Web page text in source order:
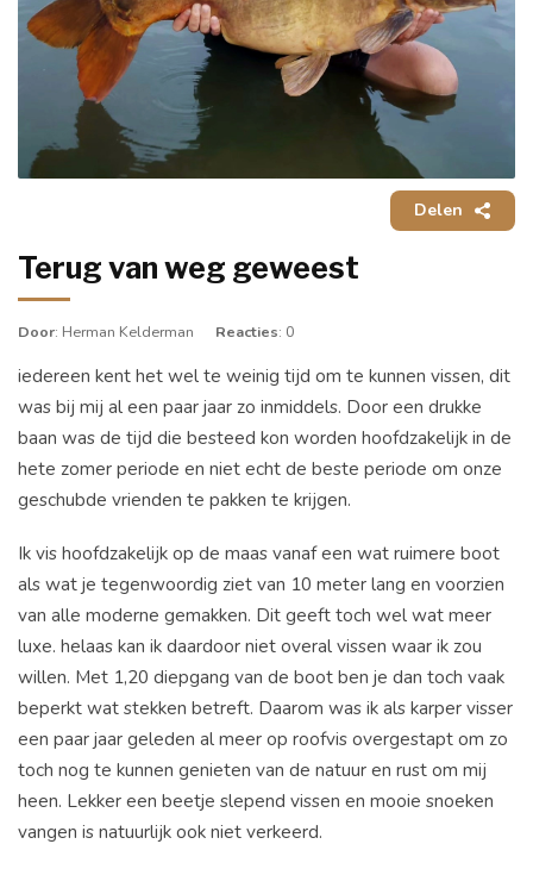
Delen
Terug van weg geweest
Door: Herman Kelderman Reacties: 0
iedereen kent het wel te weinig tijd om te kunnen vissen, dit
was bij mij al een paar jaar zo inmiddels. Door een drukke
baan was de tijd die besteed kon worden hoofdzakelijk in de
hete zomer periode en niet echt de beste periode om onze
geschubde vrienden te pakken te krijgen.
Ik vis hoofdzakelijk op de maas vanaf een wat ruimere boot
als wat je tegenwoordig ziet van 10 meter lang en voorzien
van alle moderne gemakken. Dit geeft toch wel wat meer
luxe. helaas kan ik daardoor niet overal vissen waar ik zou
willen. Met 1,20 diepgang van de boot ben je dan toch vaak
beperkt wat stekken betreft. Daarom was ik als karper visser
een paar jaar geleden al meer op roofvis overgestapt om zo
toch nog te kunnen genieten van de natuur en rust om mij
heen. Lekker een beetje slepend vissen en mooie snoeken
vangen is natuurlijk ook niet verkeerd.